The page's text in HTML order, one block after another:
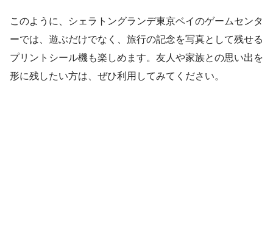
このように、シェラトングランデ東京ベイのゲームセンタ
ーでは、遊ぶだけでなく、旅行の記念を写真として残せる
プリントシール機も楽しめます。友人や家族との思い出を
形に残したい方は、ぜひ利用してみてください。